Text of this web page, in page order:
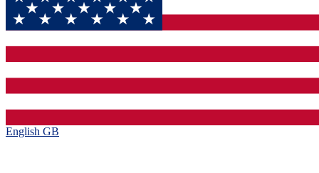
English GB‎